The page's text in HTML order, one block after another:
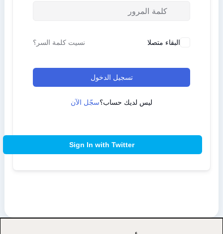
البقاء متصلا نسيت كلمة السر؟
تسجيل الدخول
ليس لديك حساب؟سجّل الآن
Sign In with Twitter